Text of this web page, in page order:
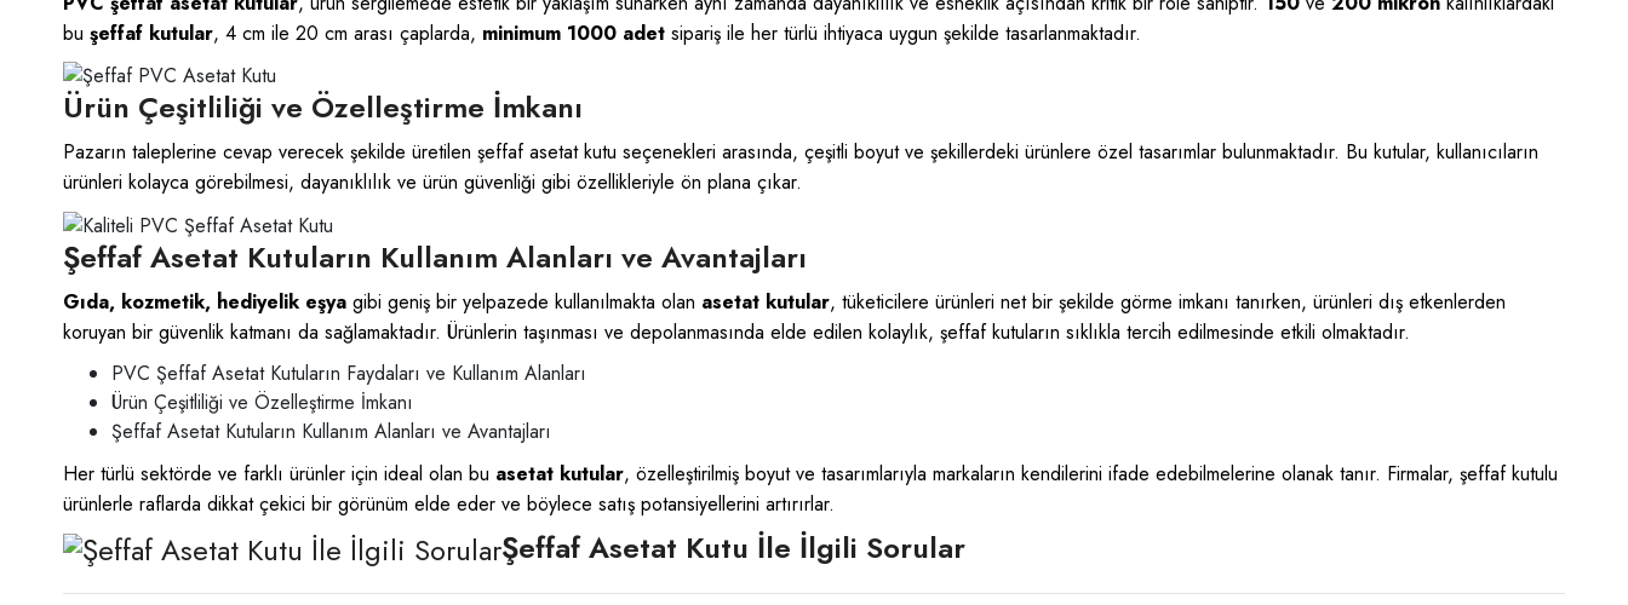
bu şeffaf kutular, 4 cm ile 20 cm arası çaplarda, minimum 1000 adet sipariş ile her türlü ihtiyaca uygun şekilde tasarlanmaktadır.
Ürün Çeşitliliği ve Özelleştirme İmkanı
Pazarın taleplerine cevap verecek şekilde üretilen şeffaf asetat kutu seçenekleri arasında, çeşitli boyut ve şekillerdeki ürünlere özel tasarımlar bulunmaktadır. Bu kutular, kullanıcıların
ürünleri kolayca görebilmesi, dayanıklılık ve ürün güvenliği gibi özellikleriyle ön plana çıkar.
Şeffaf Asetat Kutuların Kullanım Alanları ve Avantajları
Gıda, kozmetik, hediyelik eşya gibi geniş bir yelpazede kullanılmakta olan asetat kutular, tüketicilere ürünleri net bir şekilde görme imkanı tanırken, ürünleri dış etkenlerden
koruyan bir güvenlik katmanı da sağlamaktadır. Ürünlerin taşınması ve depolanmasında elde edilen kolaylık, şeffaf kutuların sıklıkla tercih edilmesinde etkili olmaktadır.
PVC Şeffaf Asetat Kutuların Faydaları ve Kullanım Alanları
Ürün Çeşitliliği ve Özelleştirme İmkanı
Şeffaf Asetat Kutuların Kullanım Alanları ve Avantajları
Her türlü sektörde ve farklı ürünler için ideal olan bu asetat kutular, özelleştirilmiş boyut ve tasarımlarıyla markaların kendilerini ifade edebilmelerine olanak tanır. Firmalar, şeffaf kutulu
ürünlerle raflarda dikkat çekici bir görünüm elde eder ve böylece satış potansiyellerini artırırlar.
Şeffaf Asetat Kutu İle İlgili Sorular